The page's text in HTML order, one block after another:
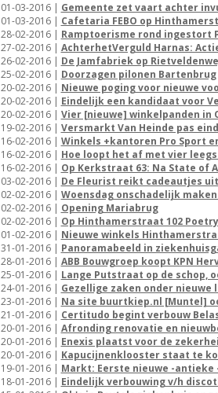
01-03-2016 | Gemeente zet vaart achter
01-03-2016 | Cafetaria FEBO op
28-02-2016 | Ramptoerisme rond ingestort
27-02-2016 | AchterhetVerguld Harnas:
26-02-2016 | De Jamfabriek op
25-02-2016 | Doorzagen pilonen Bartenbrug
20-02-2016 | Nieuwe poging voor nieuwe
20-02-2016 | Eindelijk een kandidaat voor
20-02-2016 | Vier [nieuwe] winkelpanden
19-02-2016 | Versmarkt Van Heinde pas
16-02-2016 | Winkels +kantoren Pro Sport
16-02-2016 | Hoe loopt het af met vier
16-02-2016 | Op Kerkstraat 63: Na State of
03-02-2016 | De Fleurist reikt cadeautjes
02-02-2016 | Woensdag onschadelijk
02-02-2016 | Opening Mariabrug
02-02-2016 | Op Hinthamerstraat 102
01-02-2016 | Nieuwe winkels
31-01-2016 | Panoramabeeld in
28-01-2016 | ABB Bouwgroep koopt KPN
25-01-2016 | Lange Putstraat op de schop,
24-01-2016 | Gezellige zaken onder
23-01-2016 | Na site buurtkiep.nl [Muntel]
21-01-2016 | Certitudo begint verbouw
20-01-2016 | Afronding renovatie en
20-01-2016 | Enexis plaatst voor de
20-01-2016 | Kapucijnenklooster staat te
19-01-2016 | Markt: Eerste nieuwe -
18-01-2016 | Eindelijk verbouwing v/h